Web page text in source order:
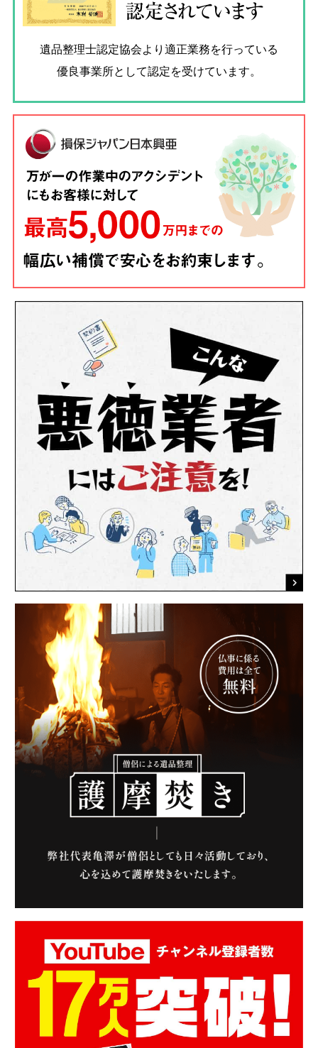
認定されています
遺品整理士認定協会より適正業務を行っている
優良事業所として認定を受けています。